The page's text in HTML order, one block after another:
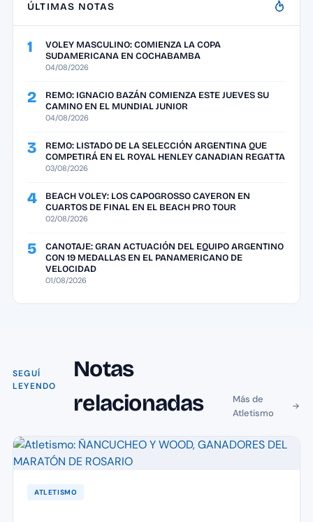
ÚLTIMAS NOTAS
1
VOLEY MASCULINO: COMIENZA LA COPA
SUDAMERICANA EN COCHABAMBA
04/08/2026
2
REMO: IGNACIO BAZÁN COMIENZA ESTE JUEVES SU
CAMINO EN EL MUNDIAL JUNIOR
04/08/2026
3
REMO: LISTADO DE LA SELECCIÓN ARGENTINA QUE
COMPETIRÁ EN EL ROYAL HENLEY CANADIAN REGATTA
03/08/2026
4
BEACH VOLEY: LOS CAPOGROSSO CAYERON EN
CUARTOS DE FINAL EN EL BEACH PRO TOUR
02/08/2026
5
CANOTAJE: GRAN ACTUACIÓN DEL EQUIPO ARGENTINO
CON 19 MEDALLAS EN EL PANAMERICANO DE
VELOCIDAD
01/08/2026
SEGUÍ
LEYENDO
Notas
relacionadas
Más de
Atletismo
ATLETISMO